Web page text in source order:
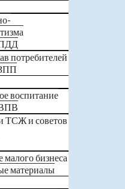
потребителей
воспитание
ТСЖ и советов
малого бизнеса
материалы